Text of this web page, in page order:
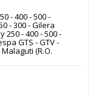
- 400 - 500 -
- 300 - Gilera
250 - 400 - 500 -
GTS - GTV -
Malaguti (R.O.